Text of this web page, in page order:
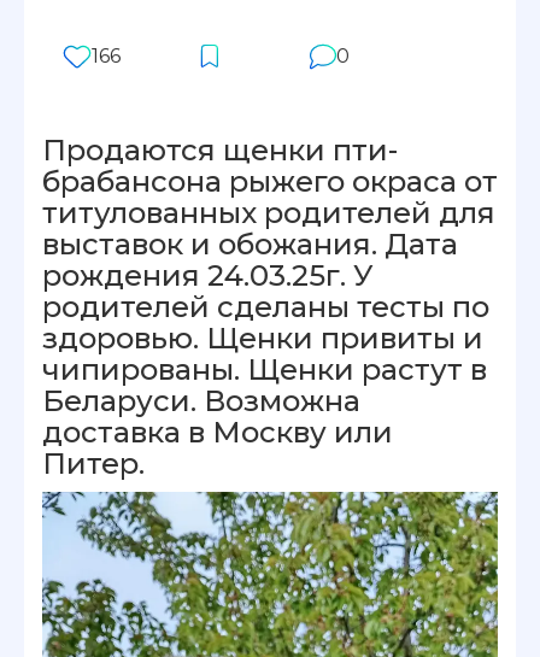
166 0
Продаются щенки пти-
брабансона рыжего окраса от
титулованных родителей для
выставок и обожания. Дата
рождения 24.03.25г. У
родителей сделаны тесты по
здоровью. Щенки привиты и
чипированы. Щенки растут в
Беларуси. Возможна
доставка в Москву или
Питер.